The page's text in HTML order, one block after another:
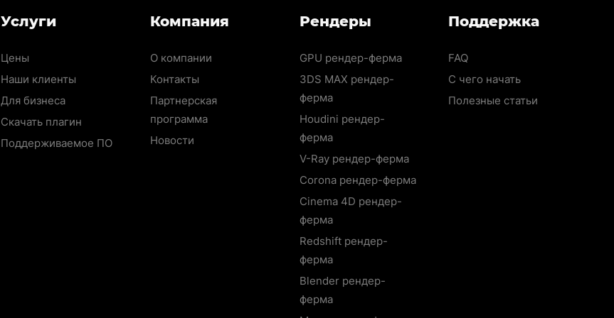
Меню
раздела
Услуги
Цены
Наши клиенты
Для бизнеса
Скачать плагин
Поддерживаемое ПО
Компания
О компании
Контакты
Партнерская
программа
Новости
Рендеры
GPU рендер-ферма
3DS MAX рендер-
ферма
Houdini рендер-
ферма
V-Ray рендер-ферма
Corona рендер-ферма
Cinema 4D рендер-
ферма
Redshift рендер-
ферма
Blender рендер-
ферма
Поддержка
FAQ
С чего начать
Полезные статьи